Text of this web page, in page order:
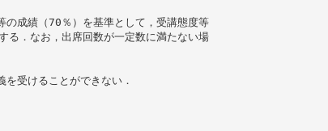
の成績（70％）を基準として，受講態度等
る．なお，出席回数が一定数に満たない場
受けることができない．